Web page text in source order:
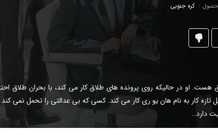
: کره جنوبی
هست. او در حالیکه روی پرونده های طلاق کار می کند، با بحران طلاق
کار به نام هان یو ری کار می کند. کسی که بی عدالتی را تحمل نمی کند
دارد…